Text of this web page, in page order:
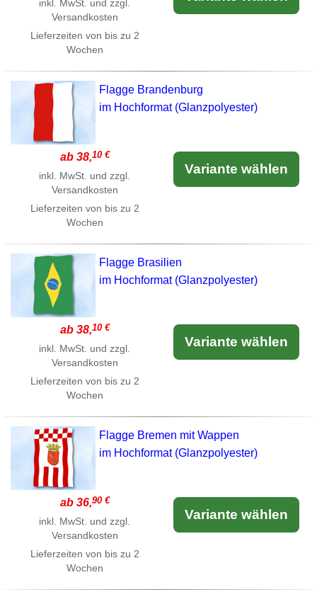
inkl. MwSt. und zzgl.
Versandkosten
Lieferzeiten von bis zu 2
Wochen
Flagge Brandenburg
im Hochformat (Glanzpolyester)
ab 38,10 €
inkl. MwSt. und zzgl.
Versandkosten
Lieferzeiten von bis zu 2
Wochen
Variante wählen
Flagge Brasilien
im Hochformat (Glanzpolyester)
ab 38,10 €
inkl. MwSt. und zzgl.
Versandkosten
Lieferzeiten von bis zu 2
Wochen
Variante wählen
Flagge Bremen mit Wappen
im Hochformat (Glanzpolyester)
ab 36,90 €
inkl. MwSt. und zzgl.
Versandkosten
Lieferzeiten von bis zu 2
Wochen
Variante wählen